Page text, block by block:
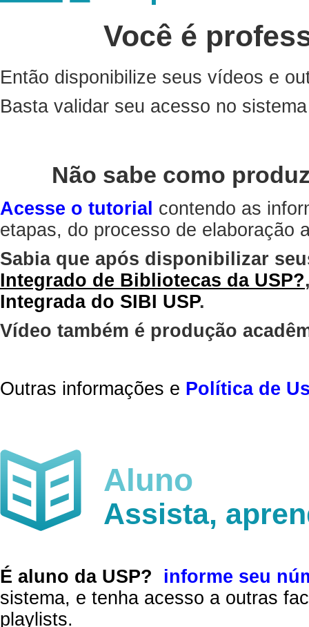
Você é
Então disponibilize seus vídeos e
Basta validar seu acesso no
Não sabe como
Acesse o tutorial contendo as
etapas, do processo de elaboração
Sabia que após disponibilizar
Integrado de Bibliotecas da USP?
Integrada do SIBI USP.
Vídeo também é produção
Outras informações e Política de
Aluno
Assista,
É aluno da USP?
informe seu
sistema, e tenha acesso a outras
playlists.